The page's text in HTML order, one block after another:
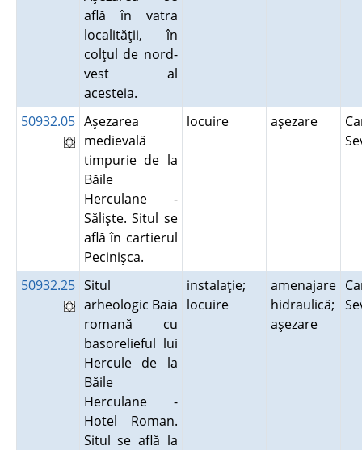
află în vatra
localităţii, în
colţul de nord-
vest al
acesteia.
50932.05 Aşezarea
medievală
timpurie de la
Băile
Herculane -
Sălişte. Situl se
află în cartierul
Pecinişca.
locuire aşezare
50932.25 Situl
arheologic Baia
romană cu
basorelieful lui
Hercule de la
Băile
Herculane -
Hotel Roman.
Situl se află la
instalaţie;
locuire
amenajare
hidraulică;
aşezare